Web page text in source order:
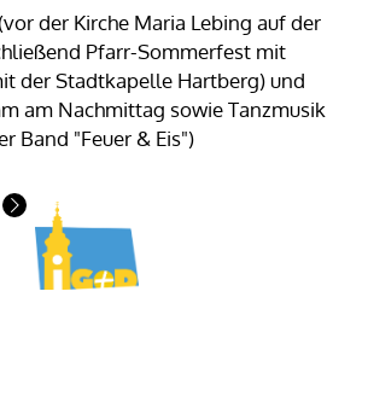
der Kirche Maria Lebing auf der
Pfarr-Sommerfest mit
der Stadtkapelle Hartberg) und
am Nachmittag sowie Tanzmusik
Band "Feuer & Eis")